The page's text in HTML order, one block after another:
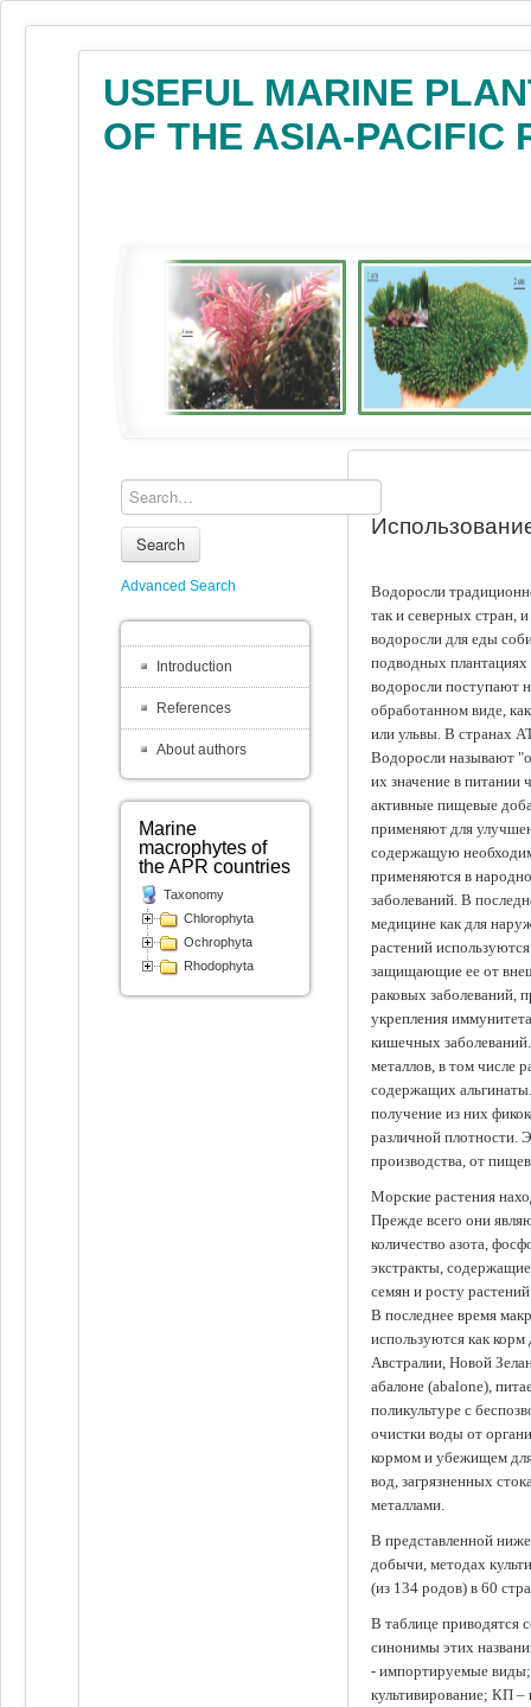
USEFUL MARINE
OF THE ASIA-PACIFIC
Водоросли
так и северных стран,
водоросли для еды
подводных
водоросли поступают
обработанном виде,
или ульвы. В странах
Водоросли называют
их значение в питании
активные пищевые
применяют для
содержащую
применяются в
заболеваний. В
медицине как для
растений
защищающие ее от
раковых заболеваний,
укрепления
кишечных
металлов, в том числе
содержащих
получение из них
различной плотности.
производства, от
Морские растения
Прежде всего они
количество азота,
экстракты,
семян и росту
В последнее время
используются как
Австралии, Новой
абалоне (abalone),
поликультуре с
очистки воды от
кормом и убежищем
вод, загрязненных
металлами.
В представленной
добычи, методах
(из 134 родов) в 60
В таблице приводятся
синонимы этих
- импортируемые
культивирование; КП
Search
Advanced Search
Introduction
References
About authors
Marine
macrophytes of
the APR countries
Taxonomy
Chlorophyta
Ochrophyta
Rhodophyta